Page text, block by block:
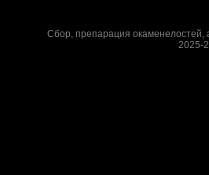
Сбор, препарация окаменелостей,
2025-